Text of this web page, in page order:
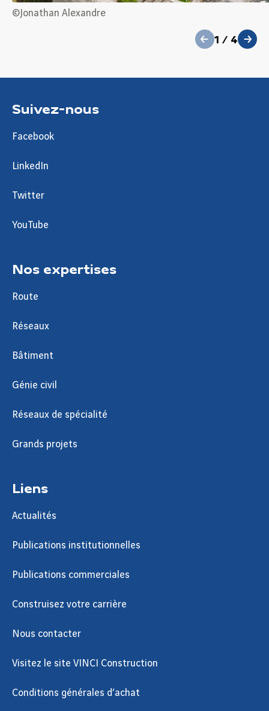
©Jonathan Alexandre précédent1 / 4suivant
Suivez-nous
Facebook
LinkedIn
Twitter
YouTube
Nos expertises
Route
Réseaux
Bâtiment
Génie civil
Réseaux de spécialité
Grands projets
Liens
Actualités
Publications institutionnelles
Publications commerciales
Construisez votre carrière
Nous contacter
Visitez le site VINCI Construction
Conditions générales d’achat